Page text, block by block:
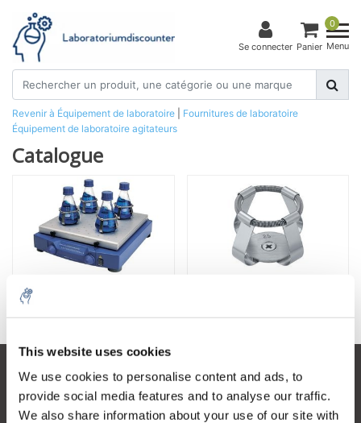
This website uses cookies
We use cookies to personalise content and ads, to
provide social media features and to analyse our traffic.
We also share information about your use of our site with
Se connecter
0
Panier Menu
Revenir à Équipement de laboratoire
Fournitures de laboratoire
Équipement de laboratoire agitateurs
Catalogue
Service à la clientèle
Mon compte